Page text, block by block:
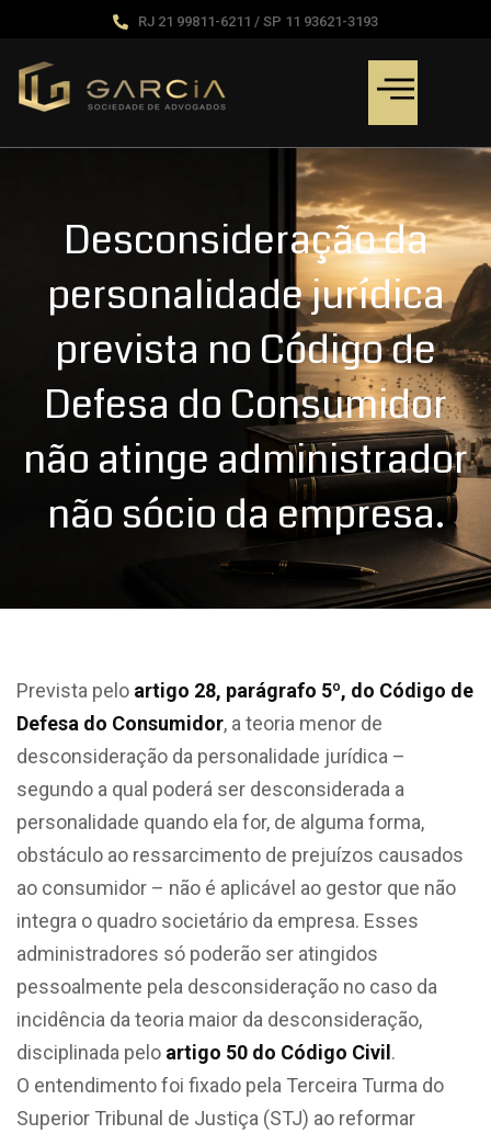
RJ 21 99811-6211 / SP 11 93621-3193
Desconsideração da
personalidade jurídica
prevista no Código de
Defesa do Consumidor
não atinge administrador
não sócio da empresa.
Prevista pelo artigo 28, parágrafo 5º, do Código de
Defesa do Consumidor, a teoria menor de
desconsideração da personalidade jurídica –
segundo a qual poderá ser desconsiderada a
personalidade quando ela for, de alguma forma,
obstáculo ao ressarcimento de prejuízos causados
ao consumidor – não é aplicável ao gestor que não
integra o quadro societário da empresa. Esses
administradores só poderão ser atingidos
pessoalmente pela desconsideração no caso da
incidência da teoria maior da desconsideração,
disciplinada pelo artigo 50 do Código Civil .
O entendimento foi fixado pela Terceira Turma do
Superior Tribunal de Justiça (STJ) ao reformar